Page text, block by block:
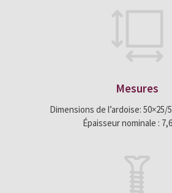
Mesures
Dimensions de l’ardoise: 50×25/
Épaisseur nominale :